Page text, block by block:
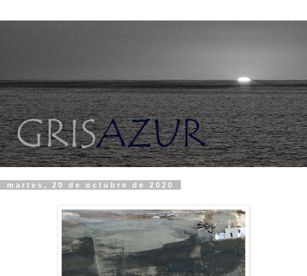
martes, 20 de octubre de 2020